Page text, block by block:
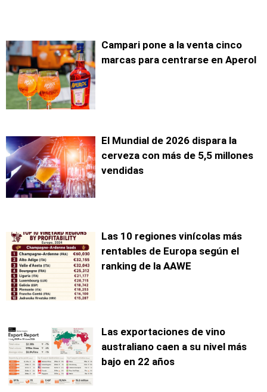
Campari pone a la venta cinco
marcas para centrarse en Aperol
El Mundial de 2026 dispara la
cerveza con más de 5,5 millones
vendidas
Las 10 regiones vinícolas más
rentables de Europa según el
ranking de la AAWE
Las exportaciones de vino
australiano caen a su nivel más
bajo en 22 años